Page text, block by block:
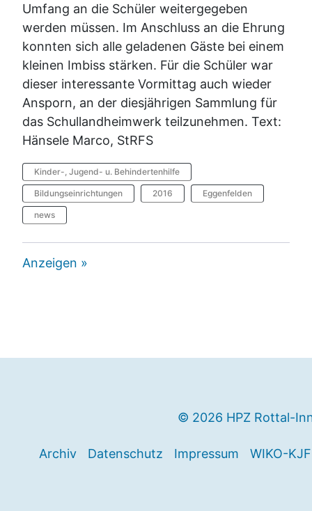
Umfang an die Schüler weitergegeben
werden müssen. Im Anschluss an die Ehrung
konnten sich alle geladenen Gäste bei einem
kleinen Imbiss stärken. Für die Schüler war
dieser interessante Vormittag auch wieder
Ansporn, an der diesjährigen Sammlung für
das Schullandheimwerk teilzunehmen. Text:
Hänsele Marco, StRFS
Kinder-, Jugend- u. Behindertenhilfe
Bildungseinrichtungen 2016 Eggenfelden
news
Anzeigen »
© 2026 HPZ Rottal-
Archiv Datenschutz Impressum WIKO-KJF